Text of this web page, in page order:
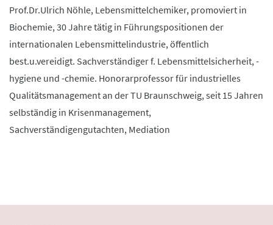
Prof.Dr.Ulrich Nöhle, Lebensmittelchemiker, promoviert in
Biochemie, 30 Jahre tätig in Führungspositionen der
internationalen Lebensmittelindustrie, öffentlich
best.u.vereidigt. Sachverständiger f. Lebensmittelsicherheit, -
hygiene und -chemie. Honorarprofessor für industrielles
Qualitätsmanagement an der TU Braunschweig, seit 15 Jahren
selbständig in Krisenmanagement,
Sachverständigengutachten, Mediation